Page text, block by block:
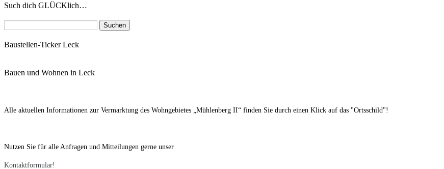
Such dich GLÜCKlich…
Baustellen-Ticker Leck
Bauen und Wohnen in Leck
Alle aktuellen Informationen zur Vermarktung des Wohngebietes „Mühlenberg II“ finden Sie durch einen Klick auf das "Ortsschild"!
Nutzen Sie für alle Anfragen und Mitteilungen gerne unser
Kontaktformular!